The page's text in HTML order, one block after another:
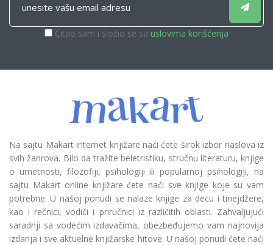
Čitao sam i složio se sa uslovima korišćenja
Na sajtu Makart internet knjižare naći ćete širok izbor naslova iz
svih žanrova. Bilo da tražite beletristiku, stručnu literaturu, knjige
o umetnosti, filozofiji, psihologiji ili popularnoj psihologiji, na
sajtu Makart online knjižare ćete naći sve knjige koje su vam
potrebne. U našoj ponudi se nalaze knjige za decu i tinejdžere,
kao i rečnici, vodiči i priručnici iz različitih oblasti. Zahvaljujući
saradnji sa vodećim izdavačima, obezbeđujemo vam najnovija
izdanja i sve aktuelne knjižarske hitove. U našoj ponudi ćete naći